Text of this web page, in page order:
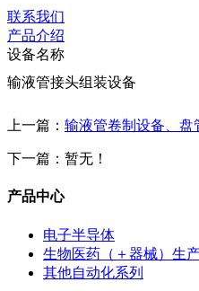
联系我们
产品介绍
设备名称
输液管接头组装设备
上一篇： 输液管卷制设备、盘
下一篇：暂无！
产品中心
电子半导体
生物医药（＋器械）生
其他自动化系列